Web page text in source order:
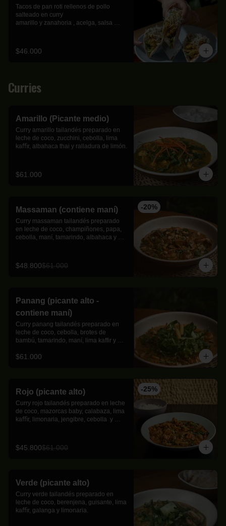
Tacos de pan roti rellenos de pollo
salteado en curry
amarillo y zanahoria , acelga, salsa
$46.000
Curries
Amarillo (Picante medio)
Curry amarillo tailandés preparado en
leche de coco, zucchini, cebolla, lima
kaﬃr, albahaca thai y ralladura de limón.
$61.000
-20%
Massaman (contiene maní)
Curry massaman tailandés preparado
en leche de coco, champiñones, papa,
cebolla, maní, tamarindo, albahaca y
$48.800$61.000
Panang (picante alto -
contiene maní)
Curry panang tailandés preparado en
leche de coco, cebolla, brotes de
bambú, tamarindo, maní, lima kaffir y
$61.000
-25%
Rojo (picante alto)
Curry rojo tailandés preparado en leche
de coco, mazorcas baby, calabaza, lima
kaﬃr, limonaria, jengibre, cebolla  y
$45.800$61.000
Verde (picante alto)
Curry verde tailandés preparado en
leche de coco, berenjena, guisante, lima
kaﬃr, galanga y limonaria.